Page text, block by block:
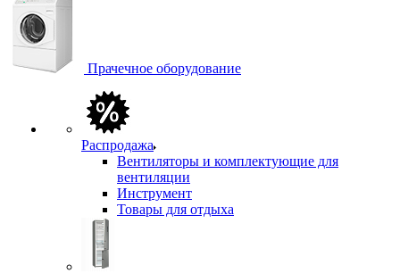
Прачечное оборудование
Распродажа
Вентиляторы и комплектующие для
вентиляции
Инструмент
Товары для отдыха